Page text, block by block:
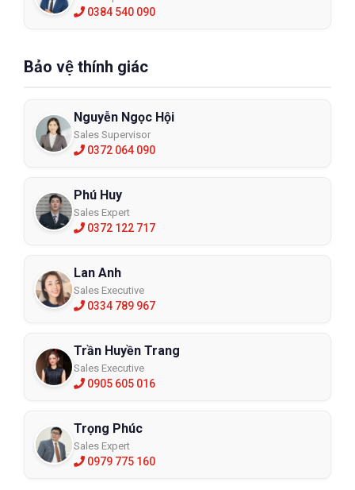
0384 540 090
Bảo vệ thính giác
Nguyễn Ngọc Hội
Sales Supervisor
0372 064 090
Phú Huy
Sales Expert
0372 122 717
Lan Anh
Sales Executive
0334 789 967
Trần Huyền Trang
Sales Executive
0905 605 016
Trọng Phúc
Sales Expert
0979 775 160